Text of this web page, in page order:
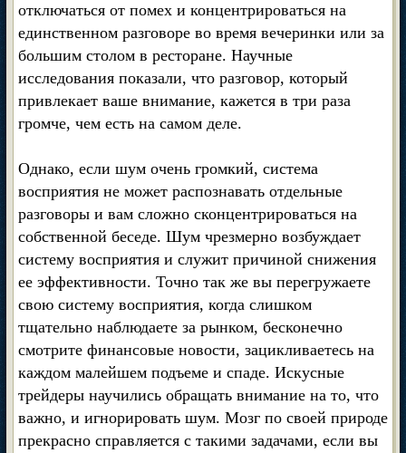
отключаться от помех и концентрироваться на
единственном разговоре во время вечеринки или за
большим столом в ресторане. Научные
исследования показали, что разговор, который
привлекает ваше внимание, кажется в три раза
громче, чем есть на самом деле.
Однако, если шум очень громкий, система
восприятия не может распознавать отдельные
разговоры и вам сложно сконцентрироваться на
собственной беседе. Шум чрезмерно возбуждает
систему восприятия и служит причиной снижения
ее эффективности. Точно так же вы перегружаете
свою систему восприятия, когда слишком
тщательно наблюдаете за рынком, бесконечно
смотрите финансовые новости, зацикливаетесь на
каждом малейшем подъеме и спаде. Искусные
трейдеры научились обращать внимание на то, что
важно, и игнорировать шум. Мозг по своей природе
прекрасно справляется с такими задачами, если вы